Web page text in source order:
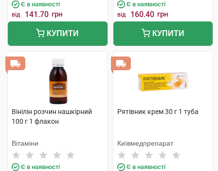
Є в наявності
від 141.70 грн
КУПИТИ
Є в наявності
від 160.40 грн
КУПИТИ
Вінілін розчин нашкірний
100 г 1 флакон
Вітаміни
Є в наявності
Рятівник крем 30 г 1 туба
Київмедпрепарат
Є в наявності